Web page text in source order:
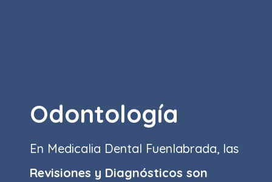
Odontología
En Medicalia Dental Fuenlabrada, las
Revisiones y Diagnósticos son